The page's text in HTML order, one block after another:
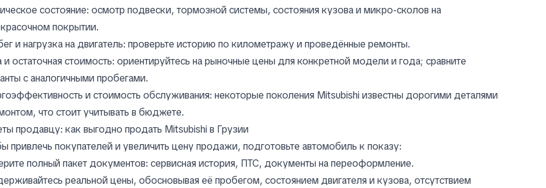
состояние: осмотр подвески, тормозной системы, состояния кузова и микро-сколов на
покрытии.
и нагрузка на двигатель: проверьте историю по километражу и проведённые ремонты.
и остаточная стоимость: ориентируйтесь на рыночные цены для конкретной модели и года; сравните
с аналогичными пробегами.
и стоимость обслуживания: некоторые поколения Mitsubishi известны дорогими деталями
что стоит учитывать в бюджете.
продавцу: как выгодно продать Mitsubishi в Грузии
привлечь покупателей и увеличить цену продажи, подготовьте автомобиль к показу:
полный пакет документов: сервисная история, ПТС, документы на переоформление.
реальной цены, обосновывая её пробегом, состоянием двигателя и кузова, отсутствием